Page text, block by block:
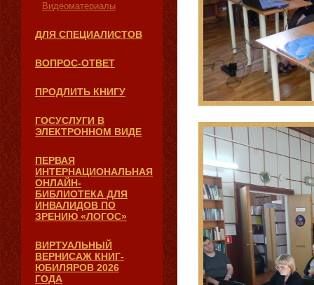
Видеоматериалы
ДЛЯ СПЕЦИАЛИСТОВ
ВОПРОС-ОТВЕТ
ПРОДЛИТЬ КНИГУ
ГОСУСЛУГИ В
ЭЛЕКТРОННОМ ВИДЕ
ПЕРВАЯ
ИНТЕРНАЦИОНАЛЬНАЯ
ОНЛАЙН-
БИБЛИОТЕКА ДЛЯ
ИНВАЛИДОВ ПО
ЗРЕНИЮ «ЛОГОС»
ВИРТУАЛЬНЫЙ
ВЕРНИСАЖ КНИГ-
ЮБИЛЯРОВ 2026
ГОДА